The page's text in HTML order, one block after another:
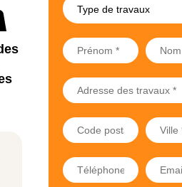
Type de travaux